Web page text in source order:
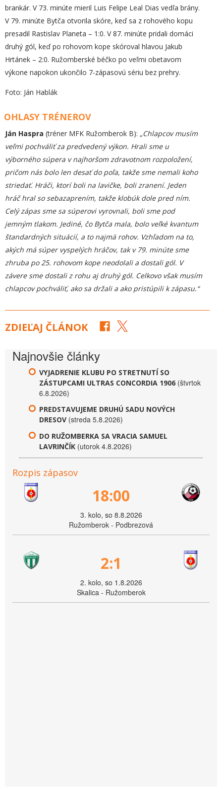
brankár. V 73. minúte mieril Luis Felipe Leal Dias vedľa brány.
V 79. minúte Bytča otvorila skóre, keď sa z rohového kopu
presadil Rastislav Planeta – 1:0. V 87. minúte pridali domáci
druhý gól, keď po rohovom kope skóroval hlavou Jakub
Hrtánek – 2:0. Ružomberské béčko po veľmi obetavom
výkone napokon ukončilo 7-zápasovú sériu bez prehry.
Foto: Ján Hablák
OHLASY TRÉNEROV
Ján Haspra (tréner MFK Ružomberok B): „Chlapcov musím
veľmi pochváliť za predvedený výkon. Hrali sme u
výborného súpera v najhoršom zdravotnom rozpoložení,
pričom nás bolo len desať do poľa, takže sme nemali koho
striedať. Hráči, ktorí boli na lavičke, boli zranení. Jeden
hráč hral so sebazaprením, takže klobúk dole pred ním.
Celý zápas sme sa súperovi vyrovnali, boli sme pod
jemným tlakom. Jediné, čo Bytča mala, bolo veľké kvantum
štandardných situácií, a to najmä rohov. Vzhľadom na to,
akých má súper vyspelých hráčov, tak v 79. minúte sme
zhruba po 25. rohovom kope neodolali a dostali gól. V
závere sme dostali z rohu aj druhý gól. Celkovo však musím
chlapcov pochváliť, ako sa držali a ako pristúpili k zápasu.“
ZDIEĽAJ ČLÁNOK
Najnovšie články
VYJADRENIE KLUBU PO STRETNUTÍ SO
ZÁSTUPCAMI ULTRAS CONCORDIA 1906 (štvrtok
6.8.2026)
PREDSTAVUJEME DRUHÚ SADU NOVÝCH
DRESOV (streda 5.8.2026)
DO RUŽOMBERKA SA VRACIA SAMUEL
LAVRINČÍK (utorok 4.8.2026)
Rozpis zápasov
18:00
3. kolo, so 8.8.2026
Ružomberok - Podbrezová
2:1
2. kolo, so 1.8.2026
Skalica - Ružomberok